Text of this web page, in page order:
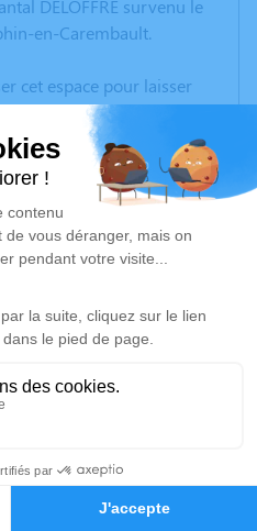
Hommages
DELOFFRE survenu le
en-Carembault.
cet espace pour laisser
des photos souvenirs, une
à travers des
est un lieu
la mémoire de Chantal
hommage est
Je rends hommage
de Camphin-en-